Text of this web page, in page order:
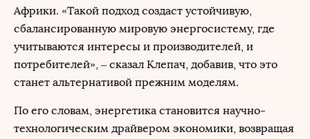
Африки. «Такой подход создаст устойчивую,
сбалансированную мировую энергосистему, где
учитываются интересы и производителей, и
потребителей», – сказал Клепач, добавив, что это
станет альтернативой прежним моделям.
По его словам, энергетика становится научно-
технологическим драйвером экономики, возвращая